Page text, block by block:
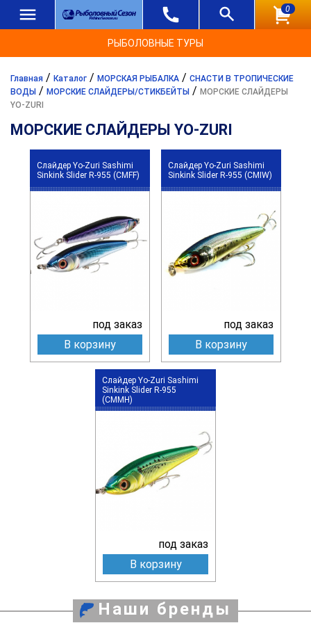
0
РЫБОЛОВНЫЕ ТУРЫ
Главная / Каталог / МОРСКАЯ РЫБАЛКА / СНАСТИ В ТРОПИЧЕСКИЕ
ВОДЫ / МОРСКИЕ СЛАЙДЕРЫ/СТИКБЕЙТЫ / МОРСКИЕ СЛАЙДЕРЫ
YO-ZURI
МОРСКИЕ СЛАЙДЕРЫ YO-ZURI
Слайдер Yo-Zuri Sashimi
Sinkink Slider R-955 (CMFF)
под заказ
В корзину
Слайдер Yo-Zuri Sashimi
Sinkink Slider R-955 (CMIW)
под заказ
В корзину
Слайдер Yo-Zuri Sashimi
Sinkink Slider R-955
(CMMH)
под заказ
В корзину
Наши бренды